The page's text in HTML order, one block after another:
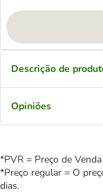
Descrição de
Opiniões
*PVR = Preço de
*Preço regular = O
dias.